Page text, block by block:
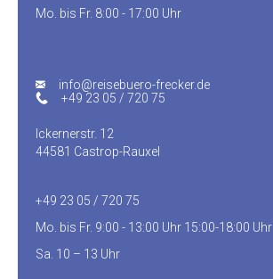
Mo. bis Fr. 8:00 - 17:00 Uhr
info@reisebuero-frecker.de
+49 23 05 / 720 75
Ickernerstr. 12
44581 Castrop-Rauxel
+49 23 05 / 720 75
Mo. bis Fr. 9:00 - 13:00 Uhr 15:00-18:00 Uhr
Sa. 10 – 13 Uhr